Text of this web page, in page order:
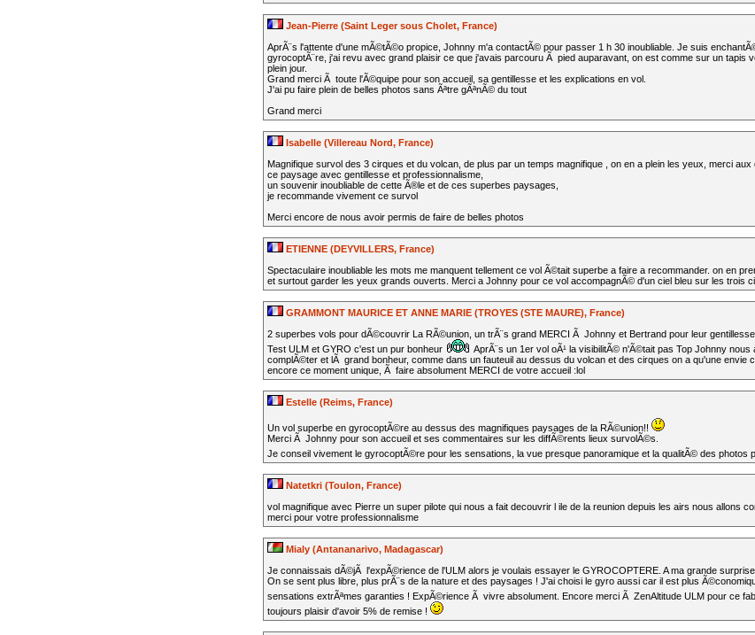
Jean-Pierre (Saint Leger sous Cholet, France)
AprÃ¨s l'attente d'une mÃ©tÃ©o propice, Johnny m'a contactÃ© pour passer 1 h 30 inoubliable. Je suis
gyrocoptÃ¨re, j'ai revu avec grand plaisir ce que j'avais parcouru Ã pied auparavant, on est comme sur un tapis
plein jour.
Grand merci Ã toute l'Ã©quipe pour son accueil, sa gentillesse et les explications en vol.
J'ai pu faire plein de belles photos sans Ãªtre gÃªnÃ© du tout
Grand merci
Isabelle (Villereau Nord, France)
Magnifique survol des 3 cirques et du volcan, de plus par un temps magnifique , on en a plein les yeux, merci
ce paysage avec gentillesse et professionnalisme,
un souvenir inoubliable de cette Ã®le et de ces superbes paysages,
je recommande vivement ce survol
Merci encore de nous avoir permis de faire de belles photos
ETIENNE (DEYVILLERS, France)
Spectaculaire inoubliable les mots me manquent tellement ce vol Ã©tait superbe a faire a recommander. on en
et surtout garder les yeux grands ouverts. Merci a Johnny pour ce vol accompagnÃ© d'un ciel bleu sur les trois
GRAMMONT MAURICE ET ANNE MARIE (TROYES (STE MAURE), France)
2 superbes vols pour dÃ©couvrir La RÃ©union, un trÃ¨s grand MERCI Ã Johnny et Bertrand pour leur
Test ULM et GYRO c'est un pur bonheur
AprÃ¨s un 1er vol oÃ¹ la visibilitÃ© n'Ã©tait pas Top Johnny
complÃ©ter et lÃ grand bonheur, comme dans un fauteuil au dessus du volcan et des cirques on a qu'une envie
encore ce moment unique, Ã faire absolument MERCI de votre accueil :lol
Estelle (Reims, France)
Un vol superbe en gyrocoptÃ©re au dessus des magnifiques paysages de la RÃ©union!!
Merci Ã Johnny pour son accueil et ses commentaires sur les diffÃ©rents lieux survolÃ©s.
Je conseil vivement le gyrocoptÃ©re pour les sensations, la vue presque panoramique et la qualitÃ© des photos
Natetkri (Toulon, France)
vol magnifique avec Pierre un super pilote qui nous a fait decouvrir l ile de la reunion depuis les airs nous allons
merci pour votre professionnalisme
Mialy (Antananarivo, Madagascar)
Je connaissais dÃ©jÃ l'expÃ©rience de l'ULM alors je voulais essayer le GYROCOPTERE. A ma grande
On se sent plus libre, plus prÃ¨s de la nature et des paysages ! J'ai choisi le gyro aussi car il est plus
sensations extrÃªmes garanties ! ExpÃ©rience Ã vivre absolument. Encore merci Ã ZenAltitude ULM pour ce
toujours plaisir d'avoir 5% de remise !